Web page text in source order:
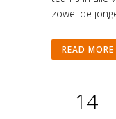
zowel de
READ MORE
14